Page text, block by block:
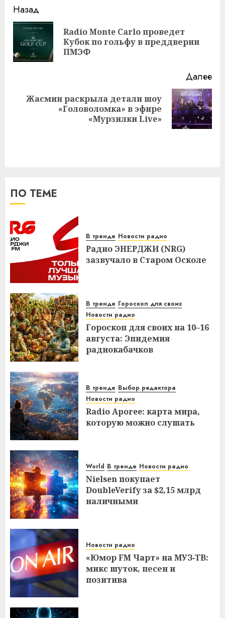
Навигация
записи
Назад
Radio Monte Carlo проведет
Кубок по гольфу в преддверии
ПМЭФ
Далее
Следующая
Жасмин раскрыла детали шоу
«Головоломка» в эфире
«Мурзилки Live»
ПО ТЕМЕ
В тренде Новости радио
Радио ЭНЕРДЖИ (NRG)
зазвучало в Старом Осколе
В тренде Гороскоп для своих
Новости радио
Гороскоп для своих на 10–16
августа: Эпидемия
радиокабачков
В тренде Выбор редактора
Новости радио
Radio Aporee: карта мира,
которую можно слушать
World В тренде Новости радио
Nielsen покупает
DoubleVerify за $2,15 млрд
наличными
Новости радио
«Юмор FM Чарт» на МУЗ‑ТВ:
микс шуток, песен и
позитива